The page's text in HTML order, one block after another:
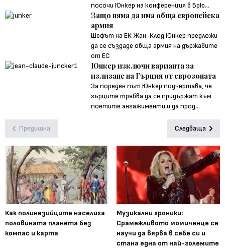
посочи Юнкер на конференция в Брю...
Защо няма да има обща европейска
армия
Шефът на ЕК Жан-Клод Юнкер предложи
да се създаде обща армия на държавите
от ЕС
Юнкер изключи варианта за
излизане на Гърция от еврозоната
За пореден път Юнкер подчертава, че
гърците трябва да се придържат към
поетите ангажименти и да прод...
Предишна Следваща
Как полинезийците населиха
половината планета без
компас и карта
Музикални хроники:
Срамежливото момиченце се
научи да вярва в себе си и
стана една от най-големите